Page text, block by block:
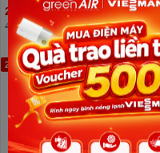
25.500.000đ
44.000.000đ
27%